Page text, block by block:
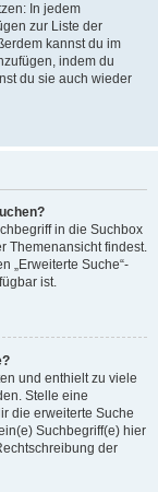
In jedem
zur Liste der
kannst du im
indem du
du sie auch wieder
in die Suchbox
Themenansicht findest.
„Erweiterte Suche“-
ist.
und enthielt zu viele
Stelle eine
die erweiterte Suche
Suchbegriff(e) hier
der